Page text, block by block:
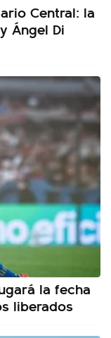
Central: la
Ángel Di
la fecha
liberados